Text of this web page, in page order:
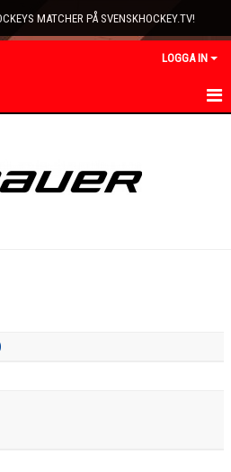
MATCHER PÅ SVENSKHOCKEY.TV!
LOGGA IN